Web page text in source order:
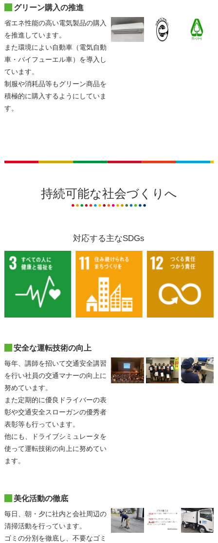
グリーン購入の推進
省エネ性能の高い電気製品の購入
を推進しています。
また環境によい自動車（電気自動
車・バイフューエル車）を導入し
ています。
制服や消耗品等もグリーン商品を
積極的に購入するようにしていま
す。
持続可能な社会づくりへ
対応する主なSDGs
安全な運転技術の向上
毎年、講師を招いて交通安全講習
を行い社員の交通マナーの向上に
努めています。
また定期的に優良ドライバーの表
彰や交通安全スローガンの優秀者
表彰等も行っています。
他にも、ドライブシミュレータを
使って運転技術の向上に努めてい
ます。
美化活動の徹底
毎日、朝・夕に社内と会社周辺の
清掃活動を行っています。
ゴミの分別を徹底し、不要なゴミ